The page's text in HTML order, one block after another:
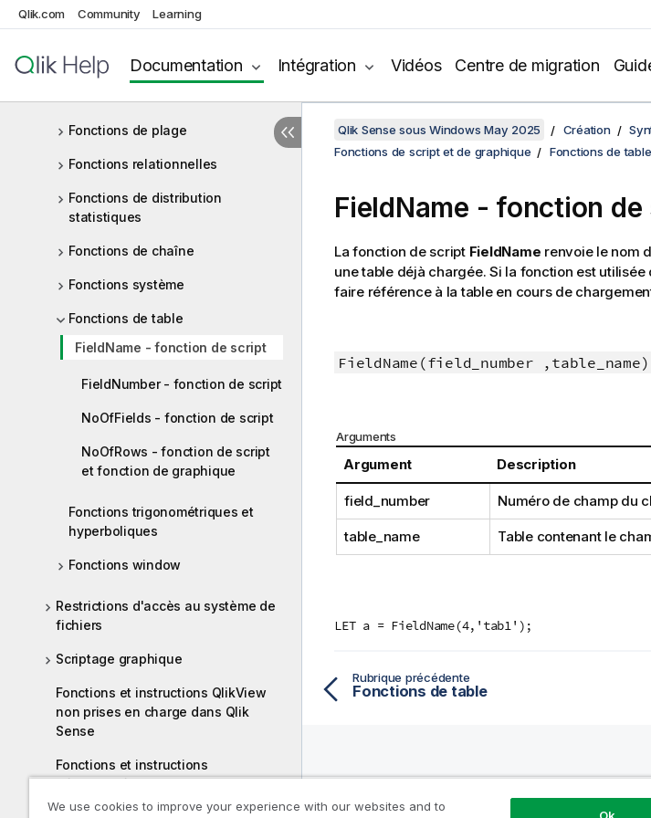
Qlik.com Community Learning
Documentation Intégration Vidéos Centre de migration
Fonctions de mappage
Fonctions mathématiques
Fonctions de plage
Fonctions relationnelles
Fonctions de distribution
statistiques
Fonctions de chaîne
Fonctions système
Fonctions de table
FieldName - fonction de script
FieldNumber - fonction de script
NoOfFields - fonction de script
NoOfRows - fonction de script
et fonction de graphique
Fonctions trigonométriques et
hyperboliques
Fonctions window
Restrictions d'accès au système de
fichiers
Scriptage graphique
Fonctions et instructions QlikView
non prises en charge dans Qlik
Sense
Fonctions et instructions
déconseillées dans Qlik Sense
Qlik Sense sous Windows May 2025 Création
Fonctions de script et de graphique
Fonctions de table
FieldName - fonction
La fonction de script FieldName renvoie le nom
une table déjà chargée. Si la fonction est utilisée
faire référence à la table en cours de
FieldName(field_number ,table_name)
Arguments
Argument Description
field_number Numéro de champ du
table_name Table contenant le
LET a = FieldName(4,'tab1');
Rubrique précédente
Fonctions de table
D'aide
We use cookies to improve your experience with our websites and to